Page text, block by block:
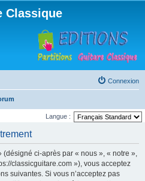
Classique
Connexion
Langue :
(désigné ci-après par « nous », « notre »,
classicguitare.com »), vous acceptez
suivantes. Si vous n’acceptez pas